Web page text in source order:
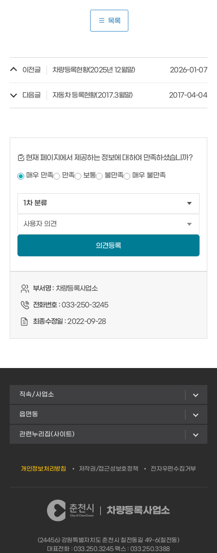
목록
이전글 차량등록현황(2025년 12월말) 2026-01-07
다음글 자동차 등록현황(2017.3월말) 2017-04-04
현재 페이지에서 제공하는 정보에 대하여 만족하셨습니까?
매우 만족 만족 보통 불만족 매우 불만족
의견등록
부서명 : 차량등록사업소
전화번호 :033-250-3245
최종수정일 :2022-09-28
직속/사업소
읍면동
관련누리집(사이트)
개인정보처리방침 저작권/접근성보호정책 전자우편수집거부
차량등록사업소
(24456) 강원특별자치도 춘천시 칠전동길 49-6(칠전동)
대표전화 : 033.250.3245 팩스 : 033.250.3388